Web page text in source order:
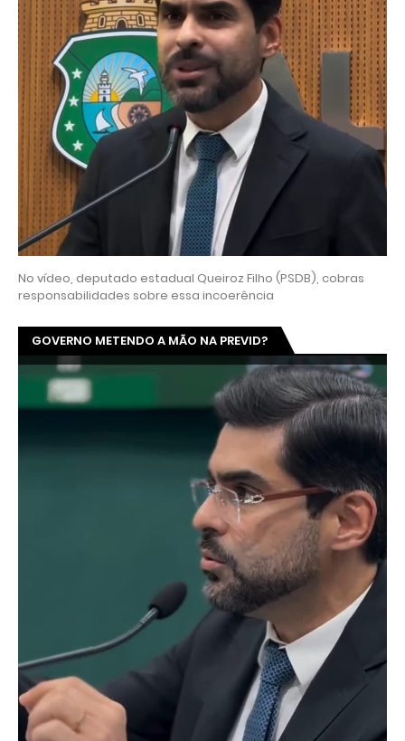
No vídeo, deputado estadual Queiroz Filho (PSDB), cobras
responsabilidades sobre essa incoerência
GOVERNO METENDO A MÃO NA PREVID?